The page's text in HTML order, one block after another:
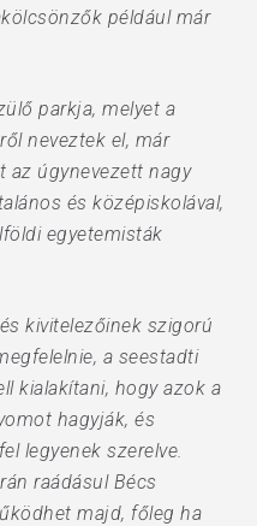
például már
parkja, melyet a
neveztek el, már
az úgynevezett nagy
és középiskolával,
egyetemisták
kivitelezőinek szigorú
a seestadti
kialakítani, hogy azok a
hagyják, és
legyenek szerelve.
raádásul Bécs
majd, főleg ha